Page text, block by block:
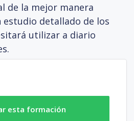
de la mejor manera
estudio detallado de los
utilizar a diario
esta formación